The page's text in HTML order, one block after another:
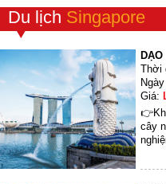
Du lịch Singapore
Thời
Giá:
cây